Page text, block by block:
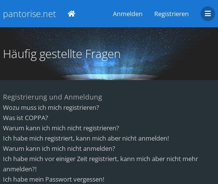
pantorise.net Anmelden Registrieren
Häufig gestellte Fragen
Registrierung und Anmeldung
Wozu muss ich mich registrieren?
Was ist COPPA?
Warum kann ich mich nicht registrieren?
Ich habe mich registriert, kann mich aber nicht anmelden!
Warum kann ich mich nicht anmelden?
Ich habe mich vor einiger Zeit registriert, kann mich aber nicht mehr
anmelden?!
Ich habe mein Passwort vergessen!